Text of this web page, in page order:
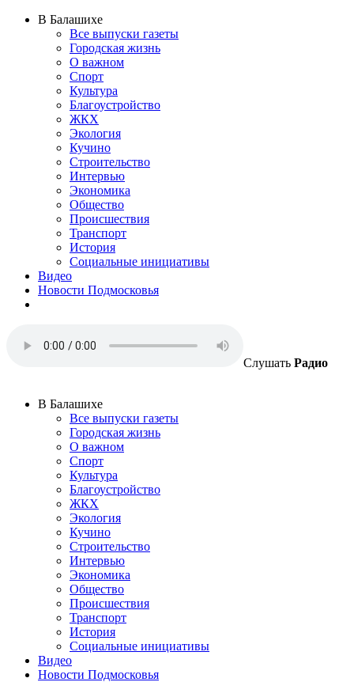
В Балашихе
Все выпуски газеты
Городская жизнь
О важном
Спорт
Культура
Благоустройство
ЖКХ
Экология
Кучино
Строительство
Интервью
Экономика
Общество
Происшествия
Транспорт
История
Социальные инициативы
Видео
Новости Подмосковья
Слушать Радио
В Балашихе
Все выпуски газеты
Городская жизнь
О важном
Спорт
Культура
Благоустройство
ЖКХ
Экология
Кучино
Строительство
Интервью
Экономика
Общество
Происшествия
Транспорт
История
Социальные инициативы
Видео
Новости Подмосковья